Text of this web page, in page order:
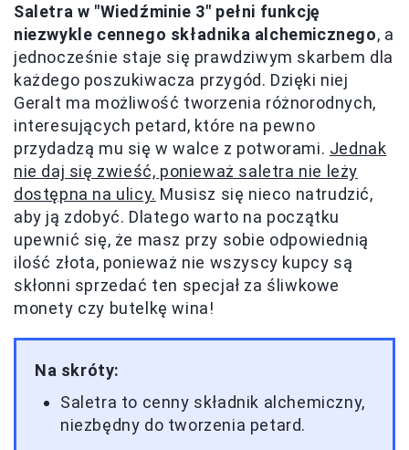
Saletra w "Wiedźminie 3" pełni funkcję
niezwykle cennego składnika alchemicznego, a
jednocześnie staje się prawdziwym skarbem dla
każdego poszukiwacza przygód. Dzięki niej
Geralt ma możliwość tworzenia różnorodnych,
interesujących petard, które na pewno
przydadzą mu się w walce z potworami. Jednak
nie daj się zwieść, ponieważ saletra nie leży
dostępna na ulicy. Musisz się nieco natrudzić,
aby ją zdobyć. Dlatego warto na początku
upewnić się, że masz przy sobie odpowiednią
ilość złota, ponieważ nie wszyscy kupcy są
skłonni sprzedać ten specjał za śliwkowe
monety czy butelkę wina!
Na skróty:
Saletra to cenny składnik alchemiczny,
niezbędny do tworzenia petard.